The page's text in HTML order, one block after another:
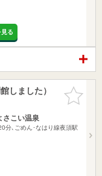
る
お気に入
りに追加
しました）
さこい温泉
分､ごめん･なはり線夜須駅